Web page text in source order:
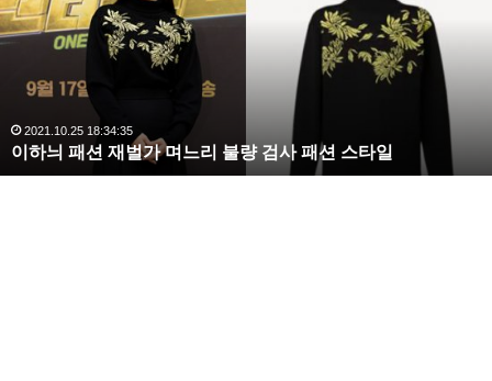
라
김
완
벽
한
2020.10.03 10:59:30
복수해라 김사랑, 완벽한 S라인 몸매 시선 압도